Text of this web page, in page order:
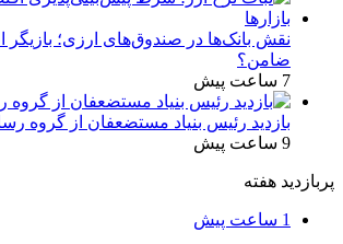
نقش بانک‌ها در صندوق‌های ارزی؛ بازیگر
ضامن؟
7 ساعت پیش
بازدید رئیس بنیاد مستضعفان از گروه
9 ساعت پیش
پربازدید هفته
1 ساعت پیش